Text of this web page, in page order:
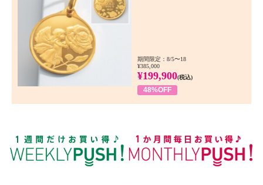
期間限定：8/5〜18
¥385,000
¥199,900(税込)
48%OFF